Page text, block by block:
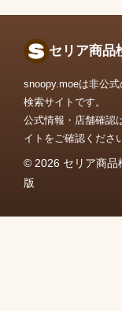
セリア商品
snoopy.moeは非公
検索サイトです。
公式情報・店舗確認
イトをご確認くださ
© 2026 セリア商品
版